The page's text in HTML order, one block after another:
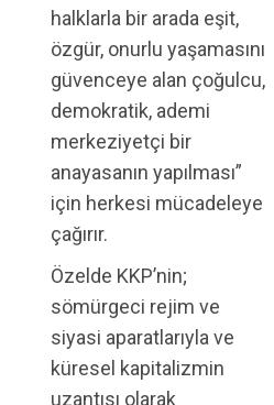
halklarla bir arada eşit,
özgür, onurlu yaşamasını
güvenceye alan çoğulcu,
demokratik, ademi
merkeziyetçi bir
anayasanın yapılması”
için herkesi mücadeleye
çağırır.
Özelde KKP’nin;
sömürgeci rejim ve
siyasi aparatlarıyla ve
küresel kapitalizmin
uzantısı olarak